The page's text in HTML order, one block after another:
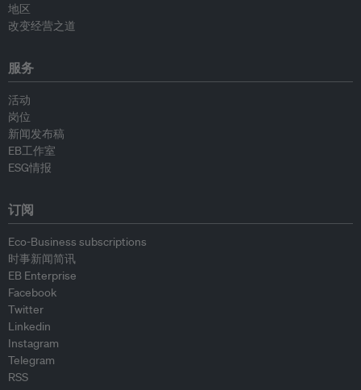
地区
改变经营之道
服务
活动
岗位
新闻发布稿
EB工作室
ESG情报
订阅
Eco-Business subscriptions
时事新闻简讯
EB Enterprise
Facebook
Twitter
Linkedin
Instagram
Telegram
RSS